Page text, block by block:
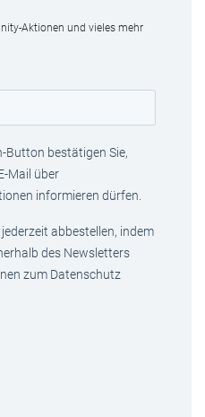
Aktionen und vieles mehr
Button bestätigen Sie,
Mail über
informieren dürfen.
abbestellen, indem
des Newsletters
zum Datenschutz